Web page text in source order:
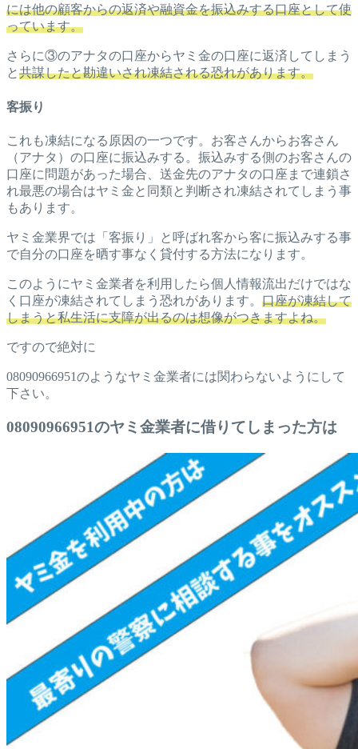
には他の顧客からの返済や融資金を振込みする口座として使
っています。
さらに③のアナタの口座からヤミ金の口座に返済してしまう
と共謀したと勘違いされ凍結される恐れがあります。
客振り
これも凍結になる原因の一つです。お客さんからお客さん
（アナタ）の口座に振込みする。振込みする側のお客さんの
口座に問題があった場合、送金先のアナタの口座まで連鎖さ
れ最悪の場合はヤミ金と同類と判断され凍結されてしまう事
もあります。
ヤミ金業界では「客振り」と呼ばれ客から客に振込みする事
で自分の口座を晒す事なく貸付する方法になります。
このようにヤミ金業者を利用したら個人情報流出だけではな
く口座が凍結されてしまう恐れがあります。 口座が凍結して
しまうと私生活に支障が出るのは想像がつきますよね。
ですので絶対に
08090966951のようなヤミ金業者には関わらないようにして
下さい。
08090966951のヤミ金業者に借りてしまった方は